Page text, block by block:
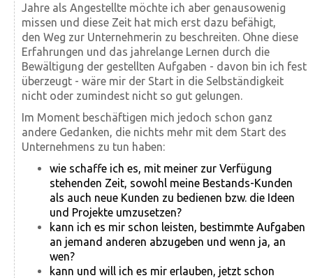
Jahre als Angestellte möchte ich aber genausowenig
missen und diese Zeit hat mich erst dazu befähigt,
den Weg zur Unternehmerin zu beschreiten. Ohne diese
Erfahrungen und das jahrelange Lernen durch die
Bewältigung der gestellten Aufgaben - davon bin ich fest
überzeugt - wäre mir der Start in die Selbständigkeit
nicht oder zumindest nicht so gut gelungen.
Im Moment beschäftigen mich jedoch schon ganz
andere Gedanken, die nichts mehr mit dem Start des
Unternehmens zu tun haben:
wie schaffe ich es, mit meiner zur Verfügung
stehenden Zeit, sowohl meine Bestands-Kunden
als auch neue Kunden zu bedienen bzw. die Ideen
und Projekte umzusetzen?
kann ich es mir schon leisten, bestimmte Aufgaben
an jemand anderen abzugeben und wenn ja, an
wen?
kann und will ich es mir erlauben, jetzt schon